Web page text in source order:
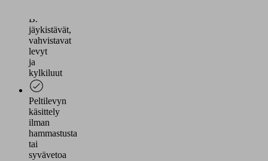
B.
jäykistävät,
vahvistavat
levyt
ja
kylkiluut
Peltilevyn
käsittely
ilman
hammastusta
tai
syvävetoa